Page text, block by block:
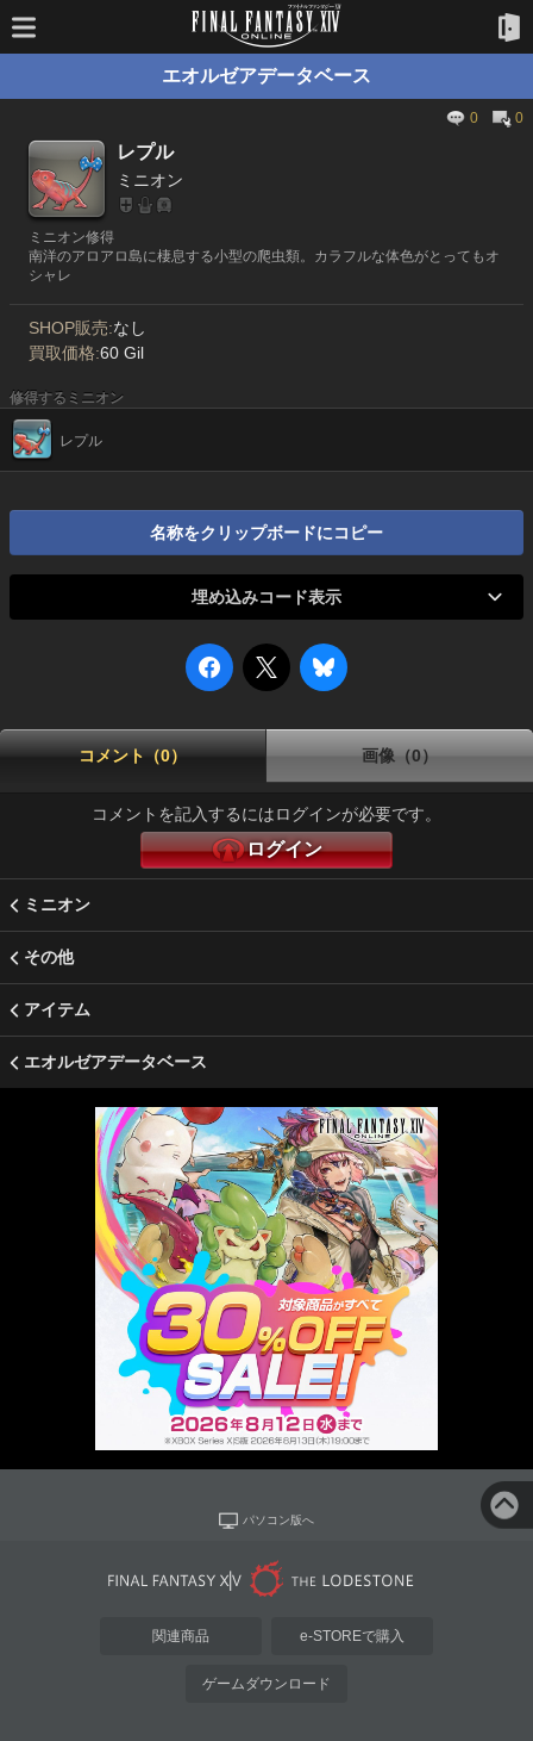
エオルゼアデータベース
0 0
レプル
ミニオン
ミニオン修得
南洋のアロアロ島に棲息する小型の爬虫類。カラフルな体色がとってもオ
シャレ
SHOP販売:なし
買取価格:60 Gil
修得するミニオン
レプル
名称をクリップボードにコピー
埋め込みコード表示
コメント（0） 画像（0）
コメントを記入するにはログインが必要です。
ログイン
ミニオン
その他
アイテム
エオルゼアデータベース
パソコン版へ
関連商品 e-STOREで購入
ゲームダウンロード